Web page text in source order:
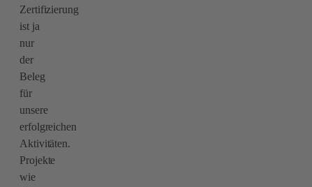
Zertifizierung
ist ja
nur
der
Beleg
für
unsere
erfolgreichen
Aktivitäten.
Projekte
wie